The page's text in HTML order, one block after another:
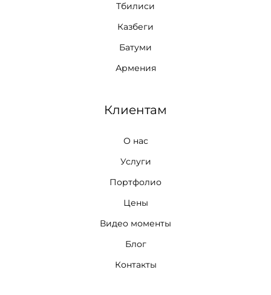
Тбилиси
Казбеги
Батуми
Армения
Клиентам
О нас
Услуги
Портфолио
Цены
Видео моменты
Блог
Контакты